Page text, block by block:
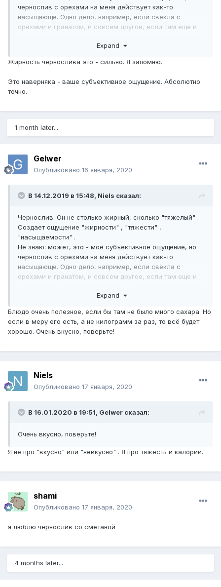
чернослив с орехами на меня действует как-то
насыщающе. Одно дело, например, если свёкла с
орехами и гранатом, и совсем другое, если там еще и
Expand
Жирность чернослива это - сильно. Я запомню.
Это наверняка - ваше субъективное ощущение. Абсолютно
точно.
1 month later...
Gelwer
Опубликовано 16 января, 2020
В 14.12.2019 в 15:48, Niels сказал:
Чернослив. Он не столько жирный, сколько "тяжелый" .
Создает ощущение "жирности" , "тяжести" ,
"насыщаемости" .
Не знаю: может, это - моё субъективное ощущение, но
чернослив с орехами на меня действует как-то
насыщающе. Одно дело, например, если свёкла с
орехами и гранатом, и совсем другое, если там еще и
Expand
Блюдо очень полезное, если бы там не было много сахара. Но
если в меру его есть, а не килограмм за раз, то всё будет
хорошо. Очень вкусно, поверьте!
Niels
Опубликовано 17 января, 2020
В 16.01.2020 в 19:51, Gelwer сказал:
Очень вкусно, поверьте!
Я не про "вкусно" или "невкусно" . Я про тяжесть и калории.
shami
Опубликовано 17 января, 2020
я люблю чернослив со сметаной
4 months later...